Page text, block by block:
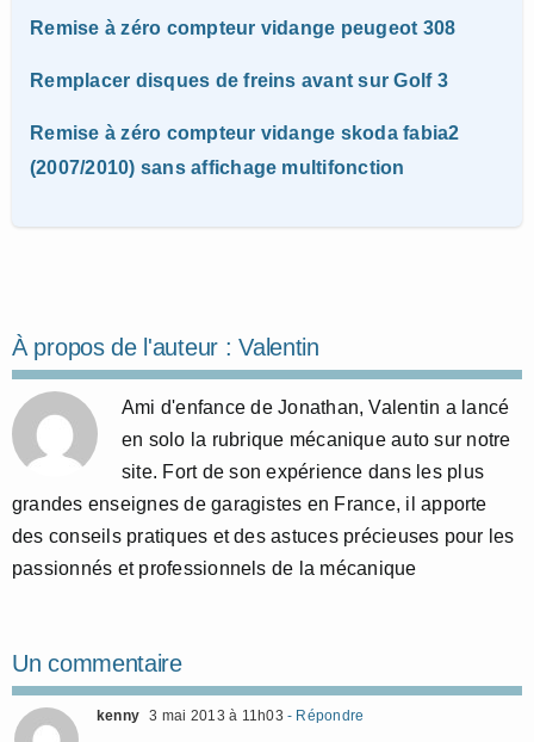
Remise à zéro compteur vidange peugeot 308
Remplacer disques de freins avant sur Golf 3
Remise à zéro compteur vidange skoda fabia2
(2007/2010) sans affichage multifonction
À propos de l'auteur :Valentin
Ami d'enfance de Jonathan, Valentin a lancé
en solo la rubrique mécanique auto sur notre
site. Fort de son expérience dans les plus
grandes enseignes de garagistes en France, il apporte
des conseils pratiques et des astuces précieuses pour les
passionnés et professionnels de la mécanique
Un commentaire
kenny 3 mai 2013 à 11h03 - Répondre